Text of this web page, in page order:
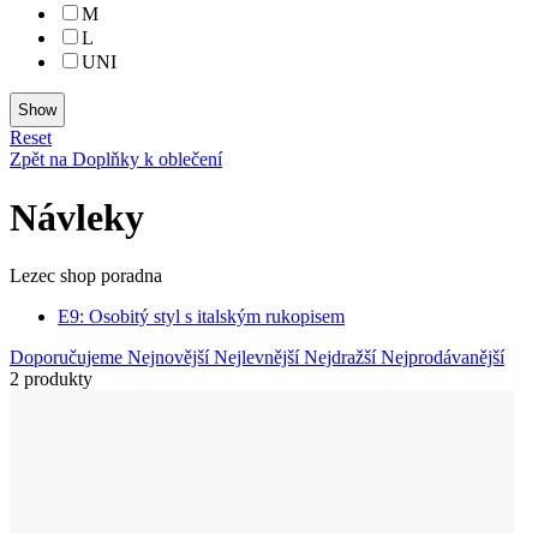
M
L
UNI
Reset
Zpět na Doplňky k oblečení
Návleky
Lezec shop poradna
E9: Osobitý styl s italským rukopisem
Doporučujeme NejnovějšíNejlevnějšíNejdražšíNejprodávanější
2 produkty